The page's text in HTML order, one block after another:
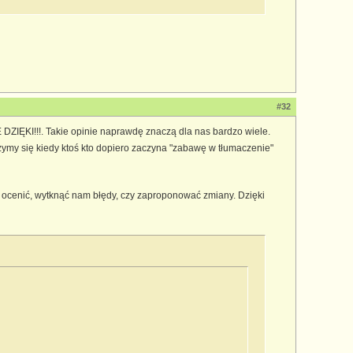
#32
DZIĘKI!!!. Takie opinie naprawdę znaczą dla nas bardzo wiele.
się kiedy ktoś kto dopiero zaczyna "zabawę w tłumaczenie"
wytknąć nam błędy, czy zaproponować zmiany. Dzięki